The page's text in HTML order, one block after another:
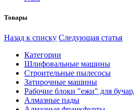
Товары
Назад к списку Следующая статья
Категории
Шлифовальные машины
Строительные пылесосы
Затирочные машины
Рабочие блоки "ежи" для
Алмазные пады